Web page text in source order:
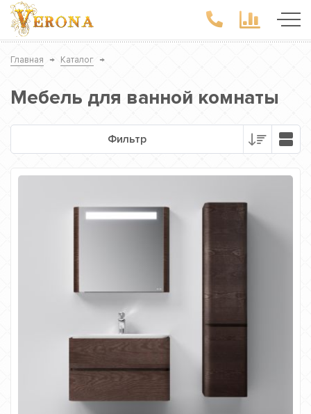
Главная → Каталог →
Мебель для ванной комнаты
Фильтр